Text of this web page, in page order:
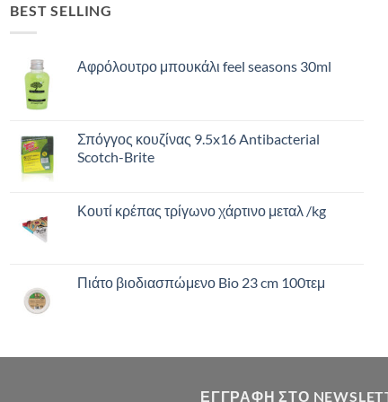
BEST SELLING
Αφρόλουτρο μπουκάλι feel seasons 30ml
Σπόγγος κουζίνας 9.5x16 Antibacterial
Scotch-Brite
Κουτί κρέπας τρίγωνο χάρτινο μεταλ /kg
Πιάτο βιοδιασπώμενο Bio 23 cm 100τεμ
ΕΓΓΡΑΦΉ ΣΤΟ